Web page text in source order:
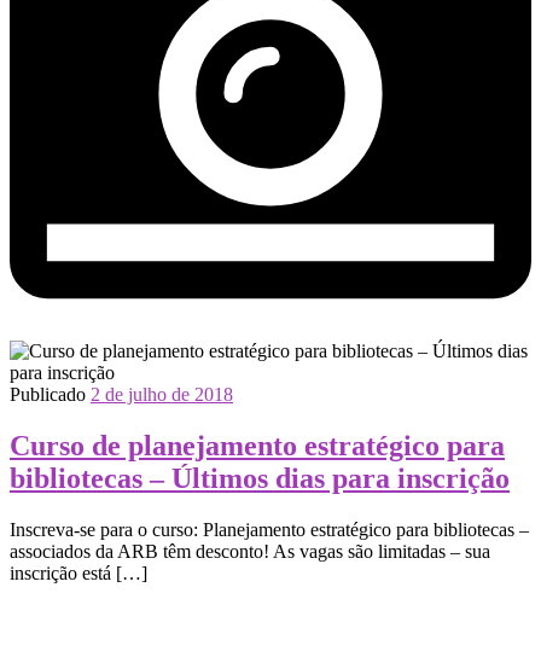
Publicado 2 de julho de 2018
Curso de planejamento estratégico para
bibliotecas – Últimos dias para inscrição
Inscreva-se para o curso: Planejamento estratégico para bibliotecas –
associados da ARB têm desconto! As vagas são limitadas – sua
inscrição está […]